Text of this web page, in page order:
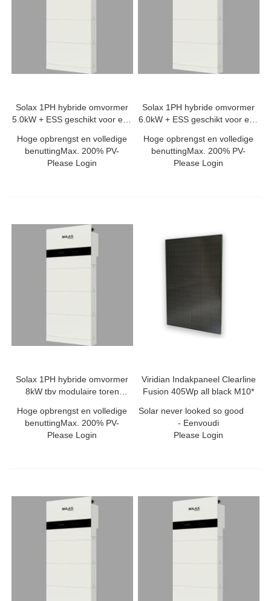
Solax 1PH hybride omvormer
5.0kW + ESS geschikt voor een
Hoge opbrengst en volledige
benuttingMax. 200% PV-
Please Login
Solax 1PH hybride omvormer
6.0kW + ESS geschikt voor een
Hoge opbrengst en volledige
benuttingMax. 200% PV-
Please Login
Solax 1PH hybride omvormer
8kW tbv modulaire toren
Hoge opbrengst en volledige
benuttingMax. 200% PV-
Please Login
Viridian Indakpaneel Clearline
Fusion 405Wp all black M10*
Solar never looked so good
- Eenvoudi
Please Login